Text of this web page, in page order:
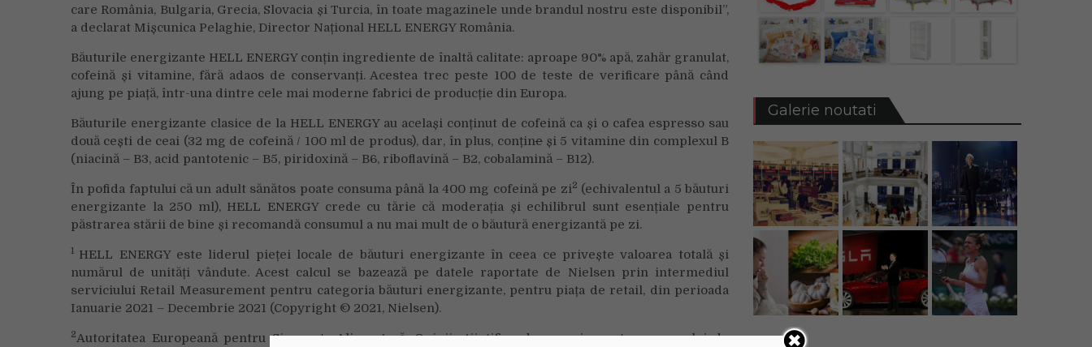
care România, Bulgaria, Grecia, Slovacia și Turcia, în toate magazinele unde brandul nostru este disponibil”,
a declarat Mișcunica Pelaghie, Director Național HELL ENERGY România.
Băuturile energizante HELL ENERGY conțin ingrediente de înaltă calitate: aproape 90% apă, zahăr granulat,
cofeină și vitamine, fără adaos de conservanți. Acestea trec peste 100 de teste de verificare până când
ajung pe piață, într-una dintre cele mai moderne fabrici de producție din Europa.
Băuturile energizante clasice de la HELL ENERGY au același conținut de cofeină ca și o cafea espresso sau
două cești de ceai (32 mg de cofeină / 100 ml de produs), dar, în plus, conțineși 5 vitamine din complexul B
(niacină – B3, acid pantotenic – B5, piridoxină – B6, riboflavină – B2, cobalamină – B12).
În pofida faptului că un adult sănătos poate consuma până la 400 mg cofeină pe zi2 (echivalentul a 5 băuturi
energizante la 250 ml), HELL ENERGY crede cu tărie că moderația și echilibrul sunt esențiale pentru
păstrarea stării de bine și recomandă consumul a nu mai mult de o băutură energizantă pe zi.
1 HELL ENERGY este liderul pieței locale de băuturi energizante în ceea ce privește valoarea totală și
numărul de unități vândute. Acest calcul se bazează pe datele raportate de Nielsen prin intermediul
serviciului Retail Measurement pentru categoria băuturi energizante, pentru piața de retail, din perioada
Ianuarie 2021 – Decembrie 2021 (Copyright © 2021, Nielsen).
2Autoritatea Europeană pentru Siguranța Alimentară, Opinii științifice despre siguranța consumului de
Galerie noutati